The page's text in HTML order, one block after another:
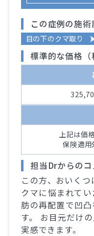
この症例の施術
目の下のクマ取り
標準的な価格（
上記は価
保険適用
担当Drからのコ
この方、おいく
クマに悩まれて
肪の再配置で凹
す。 お目元だけ
実感できます。